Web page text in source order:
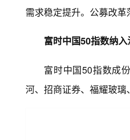
需求稳定提升。公募改
富时中国50指数纳
富时中国50指数成
河、招商证券、福耀玻璃